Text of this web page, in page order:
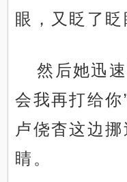
眼，又眨了眨
然后她迅
会我再打给你
卢侥杳这边
睛。